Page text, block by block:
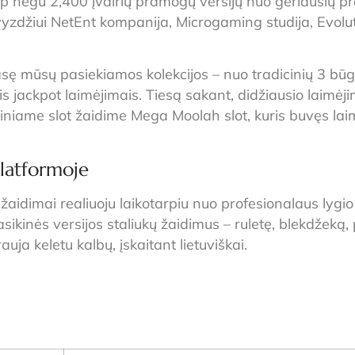
NetEnt kompanija, Microgaming studija,
mūsų pasiekiamos kolekcijos – nuo tradicinių 3
jackpot laimėjimais. Tiesą sakant, didžiausio
slot žaidime Mega Moolah slot, kuris buvęs
realiuoju laikotarpiu nuo profesionalaus
versijos staliukų žaidimus – ruletę,
keletu kalbų, įskaitant lietuviškai.